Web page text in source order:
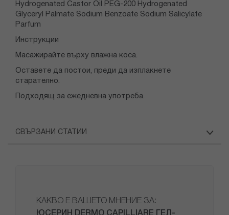
Hydrogenated Castor Oil PEG-200 Hydrogenated
Glyceryl Palmate Sodium Benzoate Sodium Salicylate
Parfum
Инструкции
Масажирайте върху влажна коса.
Оставете да постои, преди да изплакнете
старателно.
Подходящ за ежедневна употреба.
СВЪРЗАНИ СТАТИИ
КАКВО Е ВАШЕТО МНЕНИЕ ЗА: